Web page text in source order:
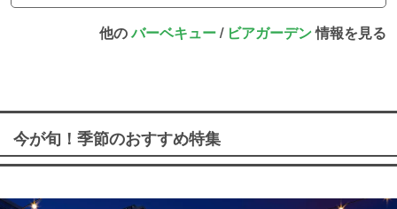
他のバーベキュー/ ビアガーデン情報を見る
今が旬！季節のおすすめ特集